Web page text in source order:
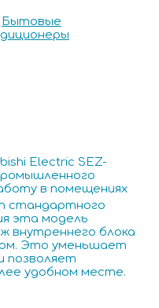
Бытовые
Electric SEZ-
в помещениях
стандартного
эта модель
блока
Это уменьшает
позволяет
удобном месте.